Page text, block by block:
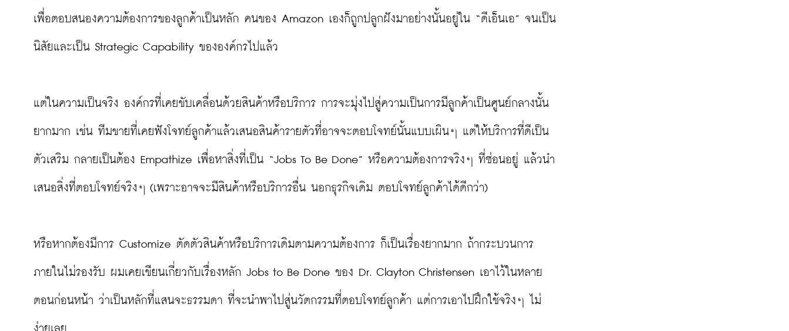
เพื่อตอบสนองความต้องการของลูกค้าเป็นหลัก คนของ Amazon เองก็ถูกปลูกฝังมาอย่างนั้นอยู่ใน “ดีเอ็นเอ” จนเป็น
นิสัยและเป็น Strategic Capability ขององค์กรไปแล้ว
แต่ในความเป็นจริง องค์กรที่เคยขับเคลื่อนด้วยสินค้าหรือบริการ การจะมุ่งไปสู่ความเป็นการมีลูกค้าเป็นศูนย์กลางนั้น
ยากมาก เช่น ทีมขายที่เคยฟังโจทย์ลูกค้าแล้วเสนอสินค้ารายตัวที่อาจจะตอบโจทย์นั้นแบบเผินๆ แต่ให้บริการที่ดีเป็น
ตัวเสริม กลายเป็นต้อง Empathize เพื่อหาสิ่งที่เป็น “Jobs To Be Done” หรือความต้องการจริงๆ ที่ซ่อนอยู่ แล้วนำ
เสนอสิ่งที่ตอบโจทย์จริงๆ (เพราะอาจจะมีสินค้าหรือบริการอื่น นอกธุรกิจเดิม ตอบโจทย์ลูกค้าได้ดีกว่า)
หรือหากต้องมีการ Customize ตัดตัวสินค้าหรือบริการเดิมตามความต้องการ ก็เป็นเรื่องยากมาก ถ้ากระบวนการ
ภายในไม่รองรับ ผมเคยเขียนเกี่ยวกับเรื่องหลัก Jobs to Be Done ของ Dr. Clayton Christensen เอาไว้ในหลาย
ตอนก่อนหน้า ว่าเป็นหลักที่แสนจะธรรมดา ที่จะนำพาไปสู่นวัตกรรมที่ตอบโจทย์ลูกค้า แต่การเอาไปฝึกใช้จริงๆ ไม่
ง่ายเลย